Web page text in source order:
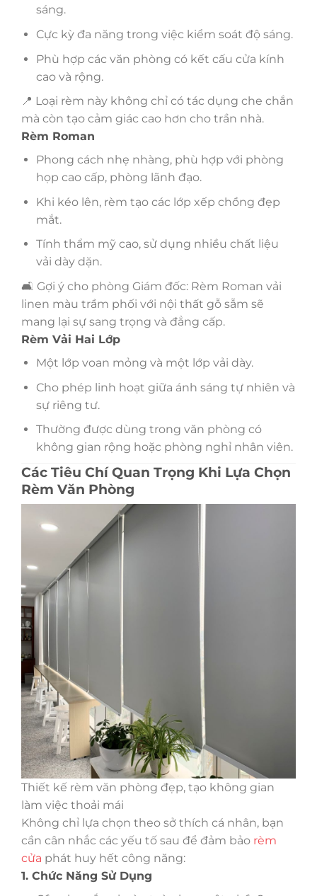
sáng.
Cực kỳ đa năng trong việc kiểm soát độ sáng.
Phù hợp các văn phòng có kết cấu cửa kính
cao và rộng.
📍 Loại rèm này không chỉ có tác dụng che chắn
mà còn tạo cảm giác cao hơn cho trần nhà.
Rèm Roman
Phong cách nhẹ nhàng, phù hợp với phòng
họp cao cấp, phòng lãnh đạo.
Khi kéo lên, rèm tạo các lớp xếp chồng đẹp
mắt.
Tính thẩm mỹ cao, sử dụng nhiều chất liệu
vải dày dặn.
🛋️ Gợi ý cho phòng Giám đốc: Rèm Roman vải
linen màu trầm phối với nội thất gỗ sẫm sẽ
mang lại sự sang trọng và đẳng cấp.
Rèm Vải Hai Lớp
Một lớp voan mỏng và một lớp vải dày.
Cho phép linh hoạt giữa ánh sáng tự nhiên và
sự riêng tư.
Thường được dùng trong văn phòng có
không gian rộng hoặc phòng nghỉ nhân viên.
Các Tiêu Chí Quan Trọng Khi Lựa Chọn
Rèm Văn Phòng
Thiết kế rèm văn phòng đẹp, tạo không gian
làm việc thoải mái
Không chỉ lựa chọn theo sở thích cá nhân, bạn
cần cân nhắc các yếu tố sau để đảm bảo rèm
cửa phát huy hết công năng:
1. Chức Năng Sử Dụng